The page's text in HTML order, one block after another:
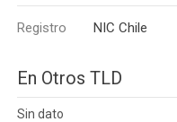
Registro NIC Chile
En Otros TLD
Sin dato